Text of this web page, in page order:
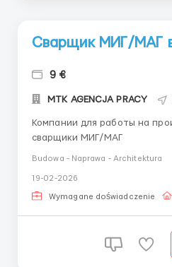
Сварщик МИГ/МАГ
9 €
MTK AGENCJA PRACY
Компании для работы на
сварщики МИГ/МАГ
Budowa - Naprawa - Architektura
19-02-2026
Wymagane doświadczenie